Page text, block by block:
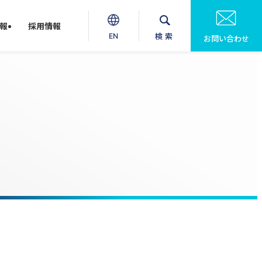
採用情報
EN 検索 お問い合わせ